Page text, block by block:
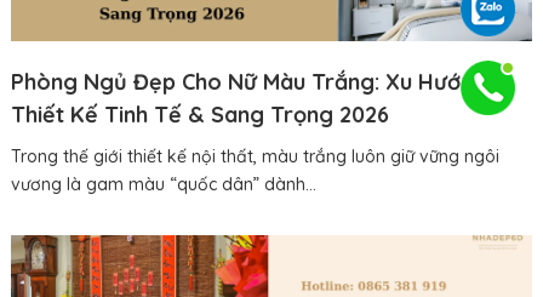
Phòng Ngủ Đẹp Cho Nữ Màu Trắng: Xu Hướng
Thiết Kế Tinh Tế & Sang Trọng 2026
Trong thế giới thiết kế nội thất, màu trắng luôn giữ vững ngôi
vương là gam màu “quốc dân” dành...